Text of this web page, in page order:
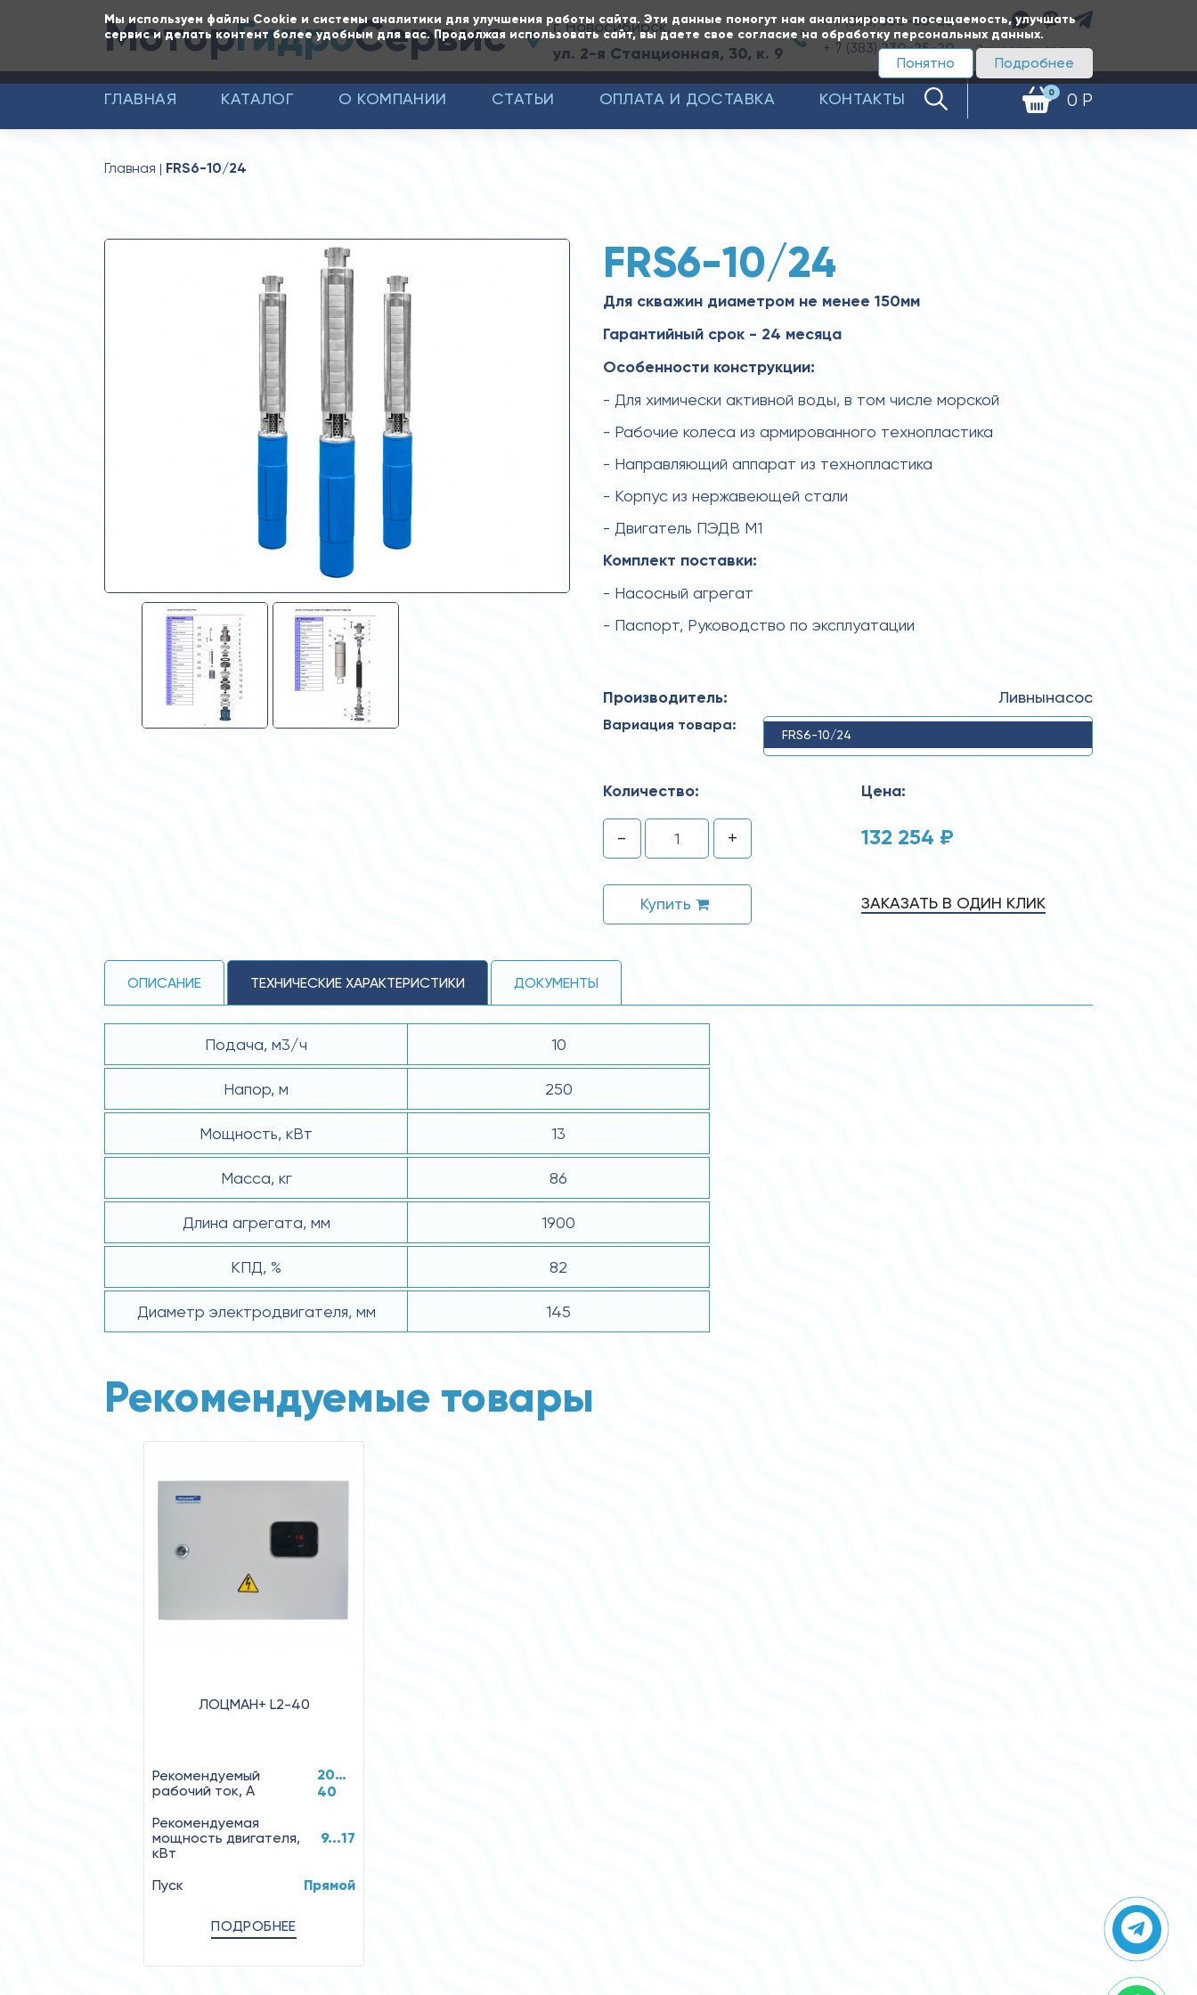
Мы используем файлы Cookie и системы аналитики для улучшения работы сайта. Эти данные помогут нам анализировать посещаемость, улучшать
сервис и делать контент более удобным для вас. Продолжая использовать сайт, вы даете свое согласие на обработку персональных данных.
Подробнее
Понятно
МоторГидроСервис г. Новосибирск,
ул. 2-я Станционная, 30, к. 9
+ 7 (383)350-65-20
+ 7 (383)230-25-20 Заказать звонок
0 0 Р
ГЛАВНАЯ КАТАЛОГ О КОМПАНИИ СТАТЬИ ОПЛАТА И ДОСТАВКА КОНТАКТЫ
Главная FRS6-10/24
FRS6-10/24
Для скважин диаметром не менее 150мм
Гарантийный срок - 24 месяца
Особенности конструкции:
- Для химически активной воды, в том числе морской
- Рабочие колеса из армированного технопластика
- Направляющий аппарат из технопластика
- Корпус из нержавеющей стали
- Двигатель ПЭДВ М1
Комплект поставки:
- Насосный агрегат
- Паспорт, Руководство по эксплуатации
Производитель: Ливнынасос
Вариация товара:
FRS6-10/24
Количество:
- +
Купить
Цена:
132 254 ₽
ЗАКАЗАТЬ В ОДИН КЛИК
ОПИСАНИЕ ТЕХНИЧЕСКИЕ ХАРАКТЕРИСТИКИ ДОКУМЕНТЫ
Подача, м3/ч 10
Напор, м 250
Мощность, кВт 13
Масса, кг 86
Длина агрегата, мм 1900
КПД, % 82
Диаметр электродвигателя, мм 145
Рекомендуемые товары
ЛОЦМАН+ L2-40
Рекомендуемый
рабочий ток, А
20…
40
Рекомендуемая
мощность двигателя,
кВт
9...17
Пуск Прямой
ПОДРОБНЕЕ